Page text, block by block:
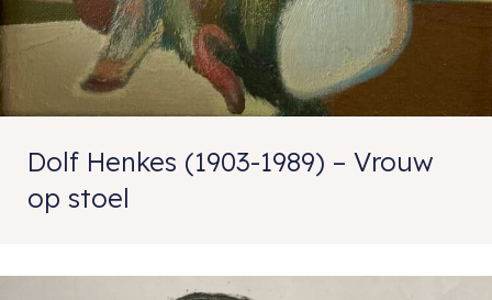
Dolf Henkes (1903-1989) – Vrouw
op stoel